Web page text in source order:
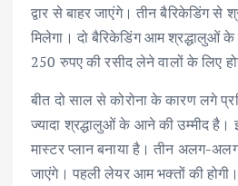
द्वार से बाहर जाएंगे। तीन बैरिकेडिंग से
मिलेगा। दो बैरिकेडिंग आम श्रद्धालुओं
250 रुपए की रसीद लेने वालों के लिए
बीत दो साल से कोरोना के कारण लगे
ज्यादा श्रद्धालुओं के आने की उम्मीद
मास्टर प्लान बनाया है। तीन अलग-
जाएंगे। पहली लेयर आम भक्तों की होगी।